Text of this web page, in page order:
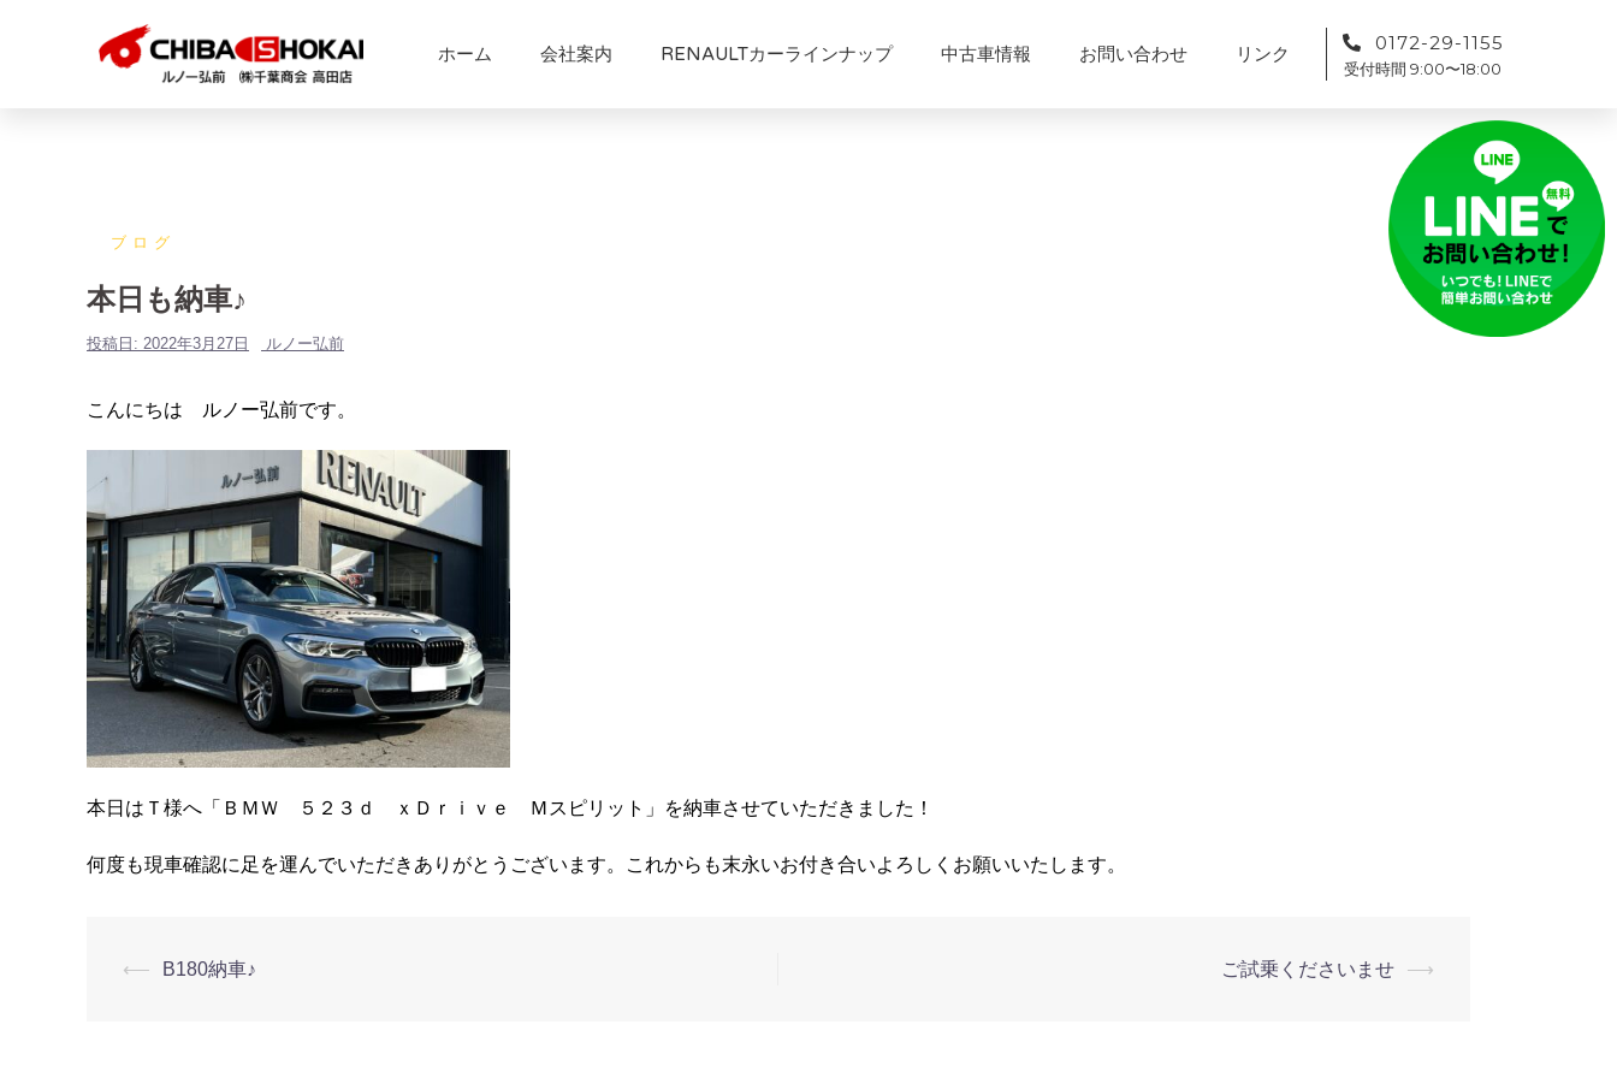
ホーム 会社案内 RENAULTカーラインナップ 中古車情報 お問い合わせ リンク 0172-29-1155
受付時間 9:00〜18:00
ブログ
本日も納車♪
投稿日: 2022年3月27日 ルノー弘前
こんにちは ルノー弘前です。
本日はＴ様へ「ＢＭＷ ５２３ｄ ｘＤｒｉｖｅ Ｍスピリット」を納車させていただきました！
何度も現車確認に足を運んでいただきありがとうございます。これからも末永いお付き合いよろしくお願いいたします。
⟵ B180納車♪ ご試乗くださいませ ⟶